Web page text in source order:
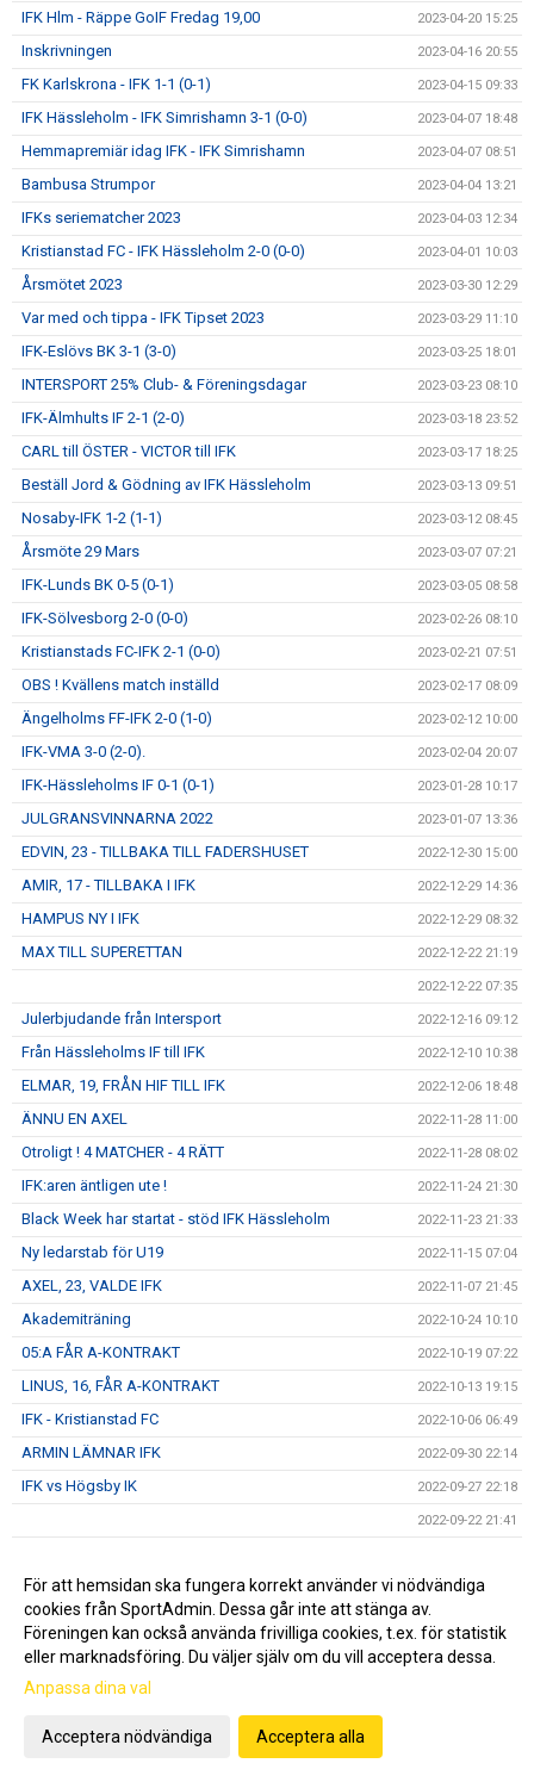
IFK Hlm - Räppe GoIF Fredag 19,00 2023-04-20 15:25
Inskrivningen 2023-04-16 20:55
FK Karlskrona - IFK 1-1 (0-1) 2023-04-15 09:33
IFK Hässleholm - IFK Simrishamn 3-1 (0-0) 2023-04-07 18:48
Hemmapremiär idag IFK - IFK Simrishamn 2023-04-07 08:51
Bambusa Strumpor 2023-04-04 13:21
IFKs seriematcher 2023 2023-04-03 12:34
Kristianstad FC - IFK Hässleholm 2-0 (0-0) 2023-04-01 10:03
Årsmötet 2023 2023-03-30 12:29
Var med och tippa - IFK Tipset 2023 2023-03-29 11:10
IFK-Eslövs BK 3-1 (3-0) 2023-03-25 18:01
INTERSPORT 25% Club- & Föreningsdagar 2023-03-23 08:10
IFK-Älmhults IF 2-1 (2-0) 2023-03-18 23:52
CARL till ÖSTER - VICTOR till IFK 2023-03-17 18:25
Beställ Jord & Gödning av IFK Hässleholm 2023-03-13 09:51
Nosaby-IFK 1-2 (1-1) 2023-03-12 08:45
Årsmöte 29 Mars 2023-03-07 07:21
IFK-Lunds BK 0-5 (0-1) 2023-03-05 08:58
IFK-Sölvesborg 2-0 (0-0) 2023-02-26 08:10
Kristianstads FC-IFK 2-1 (0-0) 2023-02-21 07:51
OBS ! Kvällens match inställd 2023-02-17 08:09
Ängelholms FF-IFK 2-0 (1-0) 2023-02-12 10:00
IFK-VMA 3-0 (2-0). 2023-02-04 20:07
IFK-Hässleholms IF 0-1 (0-1) 2023-01-28 10:17
JULGRANSVINNARNA 2022 2023-01-07 13:36
EDVIN, 23 - TILLBAKA TILL FADERSHUSET 2022-12-30 15:00
AMIR, 17 - TILLBAKA I IFK 2022-12-29 14:36
HAMPUS NY I IFK 2022-12-29 08:32
MAX TILL SUPERETTAN 2022-12-22 21:19
2022-12-22 07:35
Julerbjudande från Intersport 2022-12-16 09:12
Från Hässleholms IF till IFK 2022-12-10 10:38
ELMAR, 19, FRÅN HIF TILL IFK 2022-12-06 18:48
ÄNNU EN AXEL 2022-11-28 11:00
Otroligt ! 4 MATCHER - 4 RÄTT 2022-11-28 08:02
IFK:aren äntligen ute ! 2022-11-24 21:30
Black Week har startat - stöd IFK Hässleholm 2022-11-23 21:33
Ny ledarstab för U19 2022-11-15 07:04
AXEL, 23, VALDE IFK 2022-11-07 21:45
Akademiträning 2022-10-24 10:10
05:A FÅR A-KONTRAKT 2022-10-19 07:22
LINUS, 16, FÅR A-KONTRAKT 2022-10-13 19:15
IFK - Kristianstad FC 2022-10-06 06:49
ARMIN LÄMNAR IFK 2022-09-30 22:14
IFK vs Högsby IK 2022-09-27 22:18
2022-09-22 21:41
DM, IFK- IFK Simrishamn 2-5 (0-2) 2022-09-14 06:04
LEVINS CUP EN SUCCÉ 2022-09-11 15:40
IFK - FK Karlskrona 2022-09-09 16:15
ISAAC HAR FÖRLÄNGT
För att hemsidan ska fungera korrekt använder vi nödvändiga
cookies från SportAdmin. Dessa går inte att stänga av.
Föreningen kan också använda frivilliga cookies, t.ex. för statistik
eller marknadsföring. Du väljer själv om du vill acceptera dessa.
Anpassa dina val
Acceptera nödvändiga Acceptera alla